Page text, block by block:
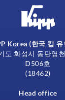
Korea (한국 킵 유
도 화성시 동탄영
D506호
(18462)
Head office